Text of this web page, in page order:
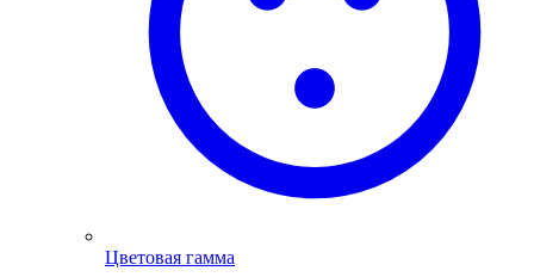
Цветовая гамма